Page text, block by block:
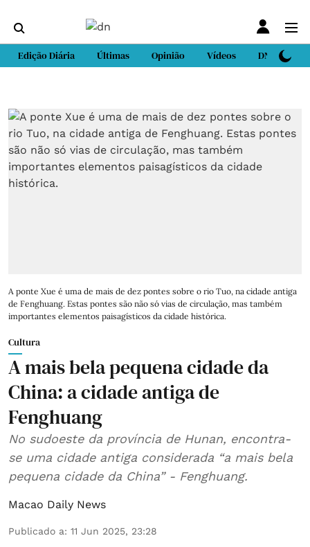
Edição Diária Últimas Opinião Vídeos DN Sport
A ponte Xue é uma de mais de dez pontes sobre o rio Tuo, na cidade antiga
de Fenghuang. Estas pontes são não só vias de circulação, mas também
importantes elementos paisagísticos da cidade histórica.
Cultura
A mais bela pequena cidade da
China: a cidade antiga de
Fenghuang
No sudoeste da província de Hunan, encontra-
se uma cidade antiga considerada “a mais bela
pequena cidade da China” - Fenghuang.
Macao Daily News
Publicado a: 11 Jun 2025, 23:28